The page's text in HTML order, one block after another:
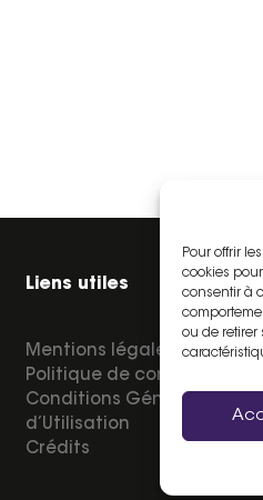
Pour offrir
cookies
consentir à
ou de retirer
Liens utiles
Mentions légales
Politique de confidentialité
Conditions Générales
d’Utilisation
Crédits